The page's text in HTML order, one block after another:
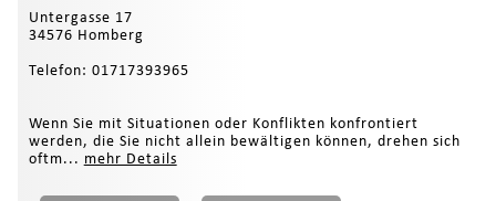
Untergasse 17
34576 Homberg
Telefon: 01717393965
Wenn Sie mit Situationen oder Konflikten konfrontiert
werden, die Sie nicht allein bewältigen können, drehen sich
oftm... mehr Details